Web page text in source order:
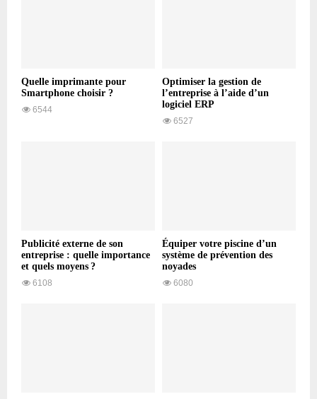
Quelle imprimante pour
Smartphone choisir ?
6544
Optimiser la gestion de
l’entreprise à l’aide d’un
logiciel ERP
6527
Publicité externe de son
entreprise : quelle importance
et quels moyens ?
6108
Équiper votre piscine d’un
système de prévention des
noyades
6080